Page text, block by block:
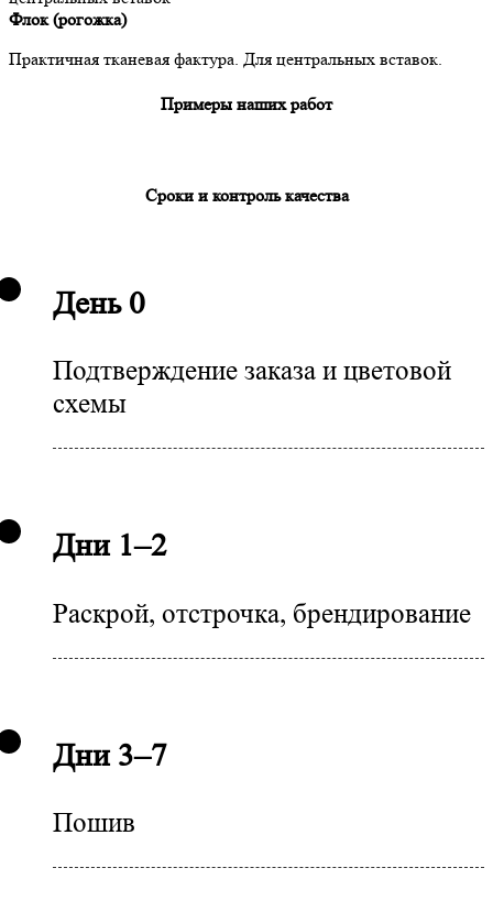
Флок (рогожка)
Практичная тканевая фактура. Для центральных вставок.
Примеры наших работ
Сроки и контроль качества
День 0
Подтверждение заказа и цветовой
схемы
Дни 1–2
Раскрой, отстрочка, брендирование
Дни 3–7
Пошив